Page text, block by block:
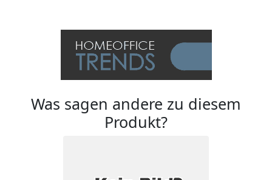
Was sagen andere zu diesem
Produkt?